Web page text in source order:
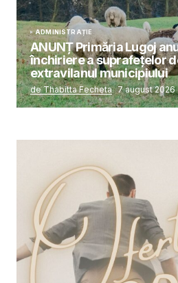
ADMINISTRAȚIE
ANUNȚ Primăria Lugoj
închiriere a suprafețelor
extravilanul municipiului
de Thabitta Fecheta 7 august 2026